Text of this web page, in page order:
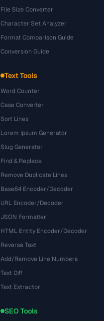
File Size Converter
Character Set Analyzer
Format Comparison Guide
Conversion Guide
Text Tools
Word Counter
Case Converter
Sort Lines
Lorem Ipsum Generator
Slug Generator
Find & Replace
Remove Duplicate Lines
Base64 Encoder/Decoder
URL Encoder/Decoder
JSON Formatter
HTML Entity Encoder/Decoder
Reverse Text
Add/Remove Line Numbers
Text Diff
Text Extractor
SEO Tools